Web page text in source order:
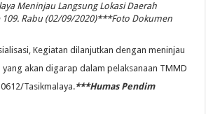
Meninjau Langsung Lokasi Daerah
109. Rabu (02/09/2020)***Foto Dokumen
Kegiatan dilanjutkan dengan meninjau
yang akan digarap dalam pelaksanaan TMMD
Tasikmalaya.***Humas Pendim